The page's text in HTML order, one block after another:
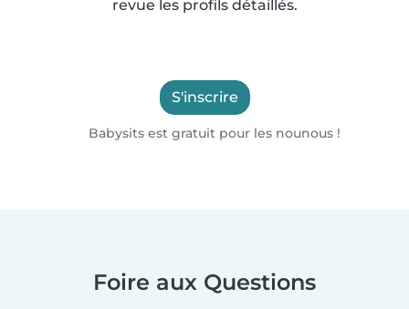
revue les profils détaillés.
S'inscrire
Babysits est gratuit pour les nounous !
Foire aux Questions